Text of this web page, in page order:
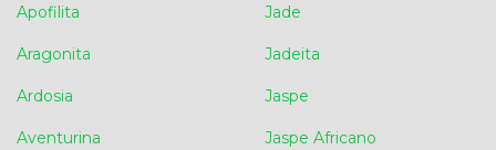
Apofilita
Aragonita
Ardosia
Aventurina
Jade
Jadeita
Jaspe
Jaspe Africano